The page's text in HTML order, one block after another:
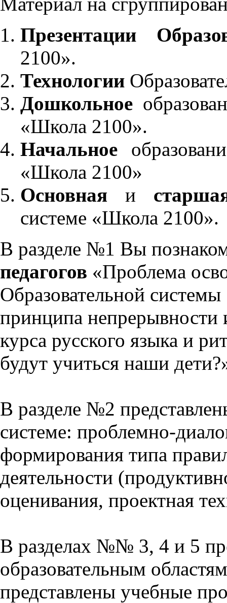
Презентации
2100».
Технологии
Дошкольное
«Школа 2100».
Начальное
«Школа 2100»
Основнаяи
системе «Школа 2100».
В разделе №1 Вы
педагогов «Проблема
Образовательной
принципа непрерывности
курса русского языка и
будут учиться наши
В разделе №2
системе: проблемно-
формирования типа
деятельности
оценивания, проектная
В разделах №№ 3, 4 и 5
образовательным
представлены учебные